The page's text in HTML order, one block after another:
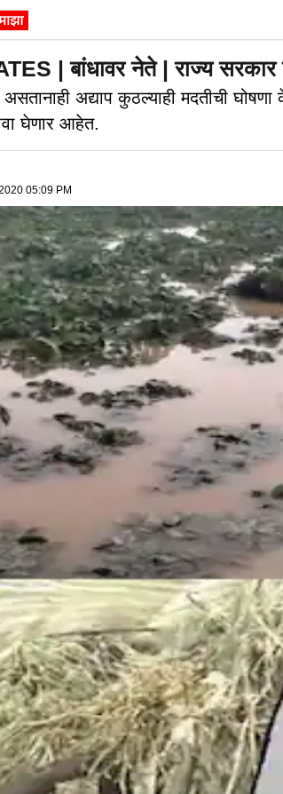
| बांधावर नेते | राज्य
अद्याप कुठल्याही मदतीची
घेणार आहेत.
05:09 PM